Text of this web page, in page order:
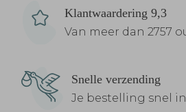
Klantwaardering 9,3
Van meer dan 2757
Snelle verzending
Je bestelling snel